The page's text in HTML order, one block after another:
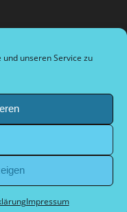
unseren Service zu
Impressum